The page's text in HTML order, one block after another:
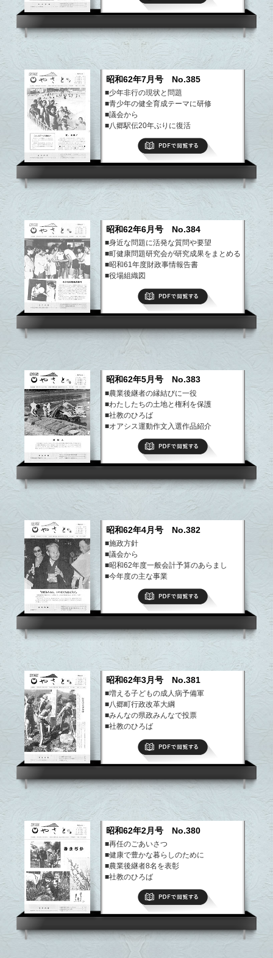
昭和62年7月号 No.385
■少年非行の現状と問題
■青少年の健全育成テーマに研修
■議会から
■八郷駅伝20年ぶりに復活
昭和62年6月号 No.384
■身近な問題に活発な質問や要望
■町健康問題研究会が研究成果をまとめる
■昭和61年度財政事情報告書
■役場組織図
昭和62年5月号 No.383
■農業後継者の縁結びに一役
■わたしたちの土地と権利を保護
■社教のひろば
■オアシス運動作文入選作品紹介
PDFで閲覧する
昭和62年4月号 No.382
■施政方針
■議会から
■昭和62年度一般会計予算のあらまし
■今年度の主な事業
PDFで閲覧する
昭和62年3月号 No.381
■増える子どもの成人病予備軍
■八郷町行政改革大綱
■みんなの県政みんなで投票
■社教のひろば
昭和62年2月号 No.380
■再任のごあいさつ
■健康で豊かな暮らしのために
■農業後継者8名を表彰
■社教のひろば
PDFで閲覧する